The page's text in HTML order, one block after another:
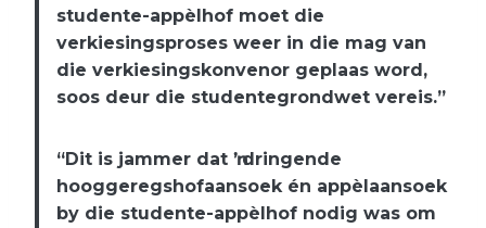
studente-appèlhof moet die
verkiesingsproses weer in die mag van
die verkiesingskonvenor geplaas word,
soos deur die studentegrondwet vereis.”
“Dit is jammer dat ŉ dringende
hooggeregshofaansoek én appèlaansoek
by die studente-appèlhof nodig was om